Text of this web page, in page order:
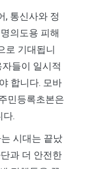
, 통신사와 정
의도용 피해
로 기대됩니
들이 일시적
합니다. 모바
민등록초본은
다.
시대는 끝났
과 더 안전한